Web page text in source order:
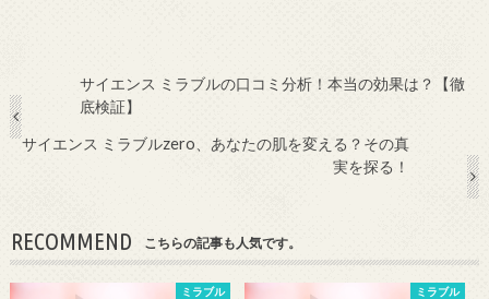
サイエンス ミラブルの口コミ分析！本当の効果は？【徹
底検証】
サイエンス ミラブルzero、あなたの肌を変える？その真
実を探る！
RECOMMEND こちらの記事も人気です。
ミラブル ミラブル